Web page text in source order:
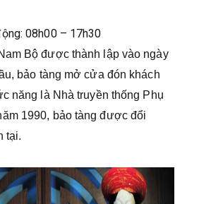
08h00 – 17h30
Bộ được thành lập vào ngày
bảo tàng mở cửa đón khách
năng là Nhà truyền thống Phụ
1990, bảo tàng được đổi
tại.